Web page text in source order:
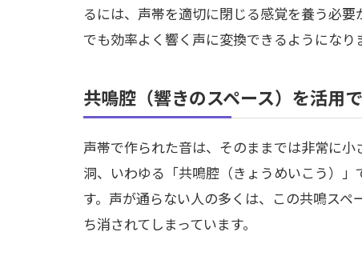
るには、声帯を適切に閉じる感覚を養う必
でも効率よく響く声に変換できるようになり
共鳴腔（響きのスペース）を活用
声帯で作られた音は、そのままでは非常に
洞、いわゆる「共鳴腔（きょうめいこう）
す。声が通らない人の多くは、この共鳴ス
ち消されてしまっています。